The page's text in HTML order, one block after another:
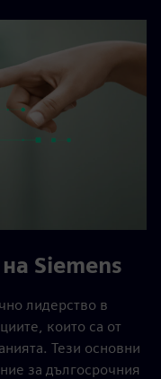
Siemens
лидерство в
които са от
Тези основни
за дългосрочния